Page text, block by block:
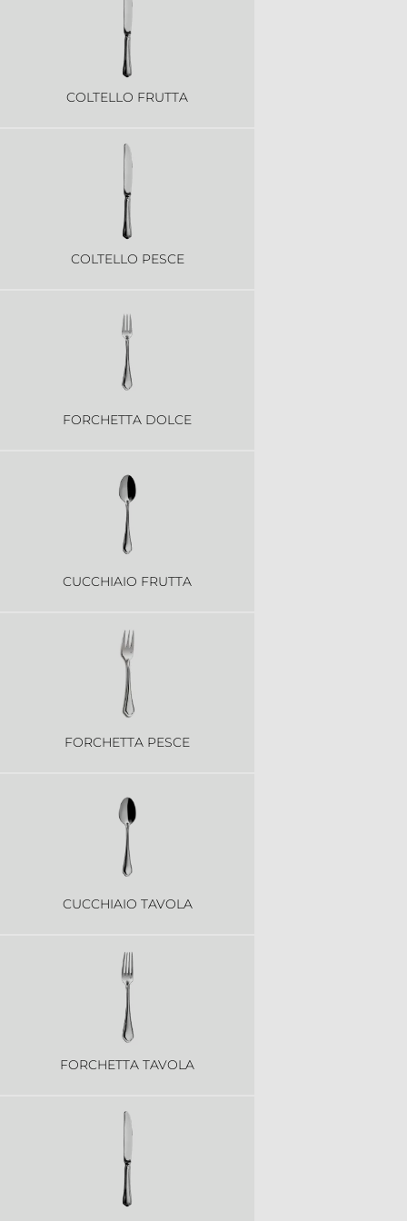
COLTELLO FRUTTA
COLTELLO PESCE
FORCHETTA DOLCE
CUCCHIAIO FRUTTA
FORCHETTA PESCE
CUCCHIAIO TAVOLA
FORCHETTA TAVOLA